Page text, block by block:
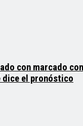
con marcado
dice el pronóstico